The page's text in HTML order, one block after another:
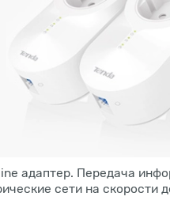
адаптер. Передача
сети на скорости